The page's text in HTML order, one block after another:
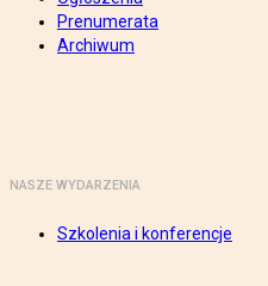
Prenumerata
Archiwum
NASZE WYDARZENIA
Szkolenia i konferencje